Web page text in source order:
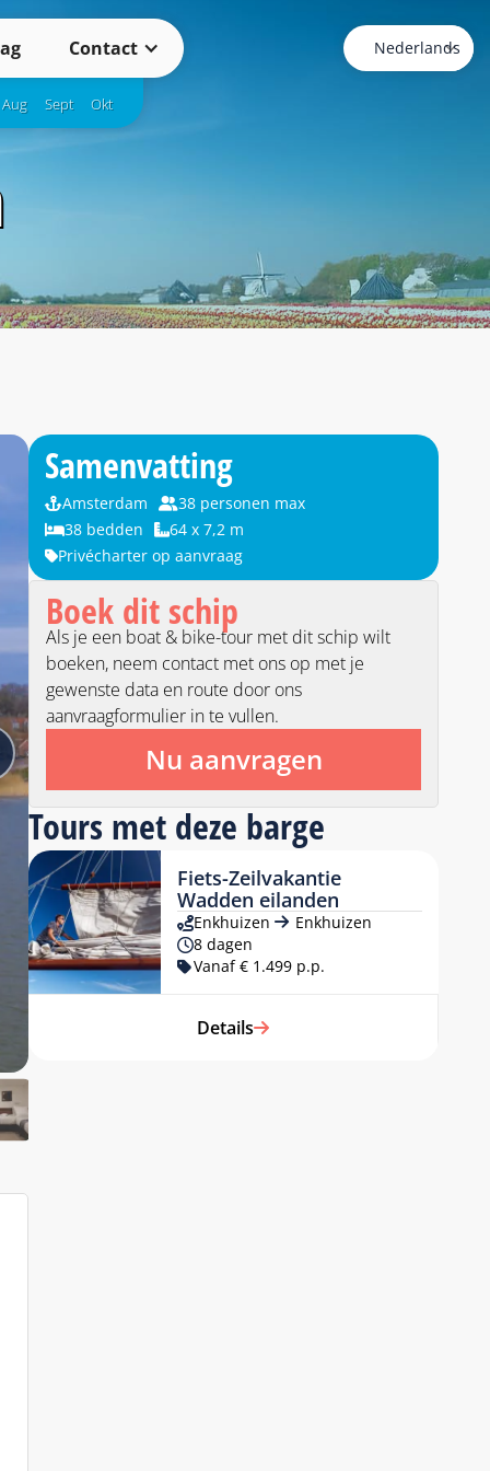
Aug Sept Okt
Contact
Samenvatting
Amsterdam
38 personen max
38 bedden
64 x 7,2 m
Privécharter op aanvraag
Boek dit schip
Als je een boat & bike-tour met dit schip wilt
boeken, neem contact met ons op met je
gewenste data en route door ons
aanvraagformulier in te vullen.
Nu aanvragen
Tours met deze barge
Fiets-Zeilvakantie
Wadden eilanden
Enkhuizen
Enkhuizen
8 dagen
Vanaf € 1.499 p.p.
Details